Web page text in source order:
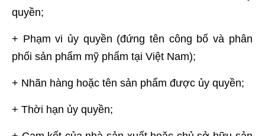
quyền;
+ Phạm vi ủy quyền (đứng tên công bố và phân
phối sản phẩm mỹ phẩm tại Việt Nam);
+ Nhãn hàng hoặc tên sản phẩm được ủy quyền;
+ Thời hạn ủy quyền;